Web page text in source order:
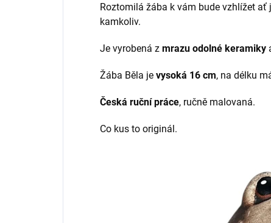
Roztomilá žába k vám bude vzhlížet
kamkoliv.
Je vyrobená z mrazu odolné keramiky
Žába Běla je vysoká 16 cm, na délku
Česká ruční práce, ručně malovaná.
Co kus to originál.